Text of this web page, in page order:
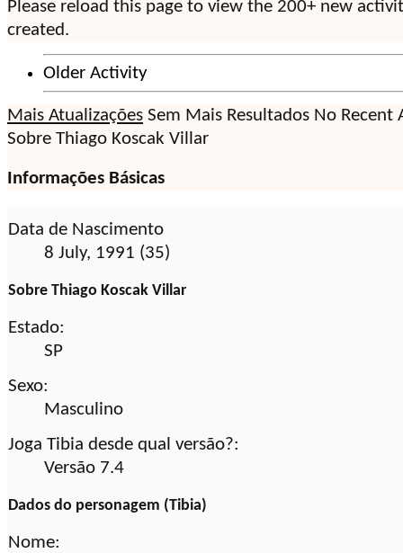
Please reload this page to view the 200+ new
created.
Older Activity
Mais Atualizações Sem Mais Resultados No Recent
Sobre Thiago Koscak Villar
Informações Básicas
Data de Nascimento
8 July, 1991 (35)
Sobre Thiago Koscak Villar
Estado:
SP
Sexo:
Masculino
Joga Tibia desde qual versão?:
Versão 7.4
Dados do personagem (Tibia)
Nome: